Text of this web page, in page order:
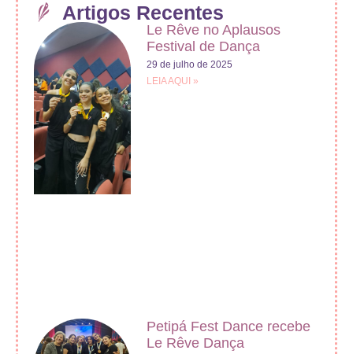
Artigos Recentes
Le Rêve no Aplausos
Festival de Dança
29 de julho de 2025
LEIA AQUI »
Petipá Fest Dance recebe
Le Rêve Dança